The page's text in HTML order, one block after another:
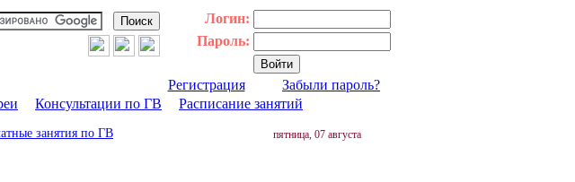
Логин:
Пароль:
Регистрация
Забыли пароль?
Консультации по ГВ Расписание занятий
занятия по ГВ пятница, 07 августа